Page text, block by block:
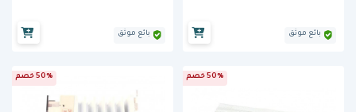
بائع موثق بائع موثق
50% خصم 50% خصم